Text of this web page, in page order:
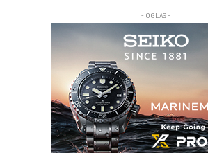
- OGLAS -